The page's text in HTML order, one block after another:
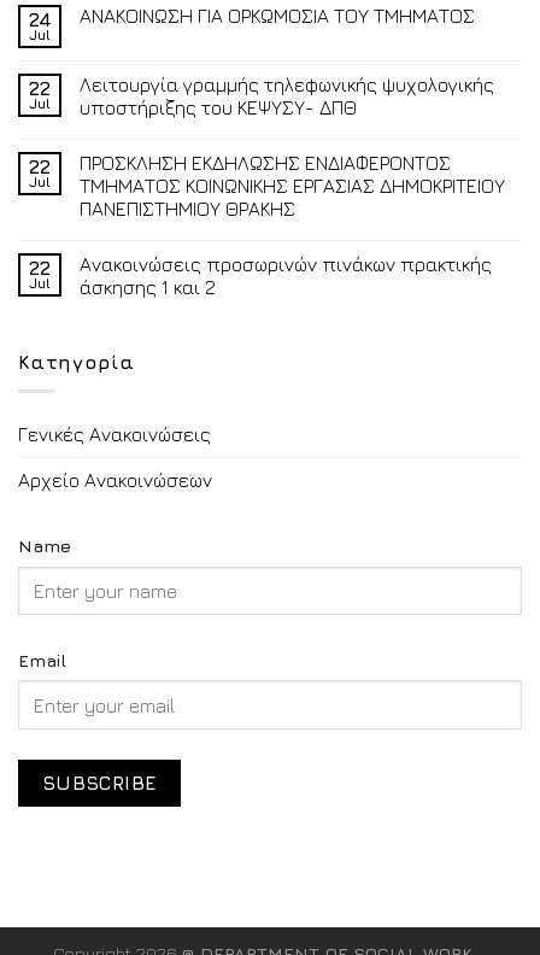
24
Jul
ΑΝΑΚΟΙΝΩΣΗ ΓΙΑ ΟΡΚΩΜΟΣΙΑ ΤΟΥ ΤΜΗΜΑΤΟΣ
22
Jul
Λειτουργία γραμμής τηλεφωνικής ψυχολογικής
υποστήριξης του ΚΕΨΥΣΥ- ΔΠΘ
22
Jul
ΠΡΟΣΚΛΗΣΗ ΕΚΔΗΛΩΣΗΣ ΕΝΔΙΑΦΕΡΟΝΤΟΣ
ΤΜΗΜΑΤΟΣ ΚΟΙΝΩΝΙΚΗΣ ΕΡΓΑΣΙΑΣ ΔΗΜΟΚΡΙΤΕΙΟΥ
ΠΑΝΕΠΙΣΤΗΜΙΟΥ ΘΡΑΚΗΣ
22
Jul
Ανακοινώσεις προσωρινών πινάκων πρακτικής
άσκησης 1 και 2
Κατηγορία
Γενικές Ανακοινώσεις
Αρχείο Ανακοινώσεων
Name
Email